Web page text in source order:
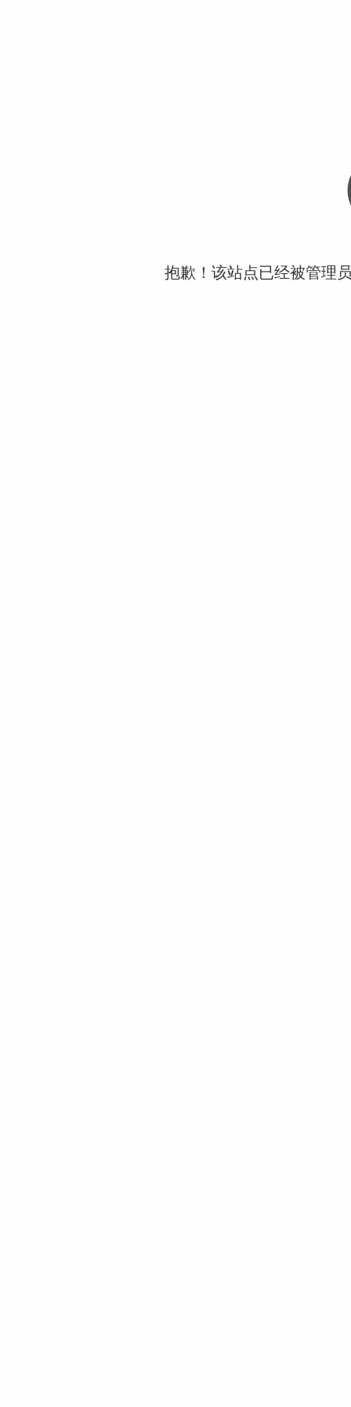
抱歉！该站点已经被管理